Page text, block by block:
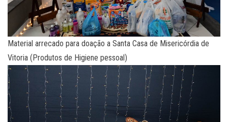
Material arrecado para doação a Santa Casa de Misericórdia de
Vitoria (Produtos de Higiene pessoal)